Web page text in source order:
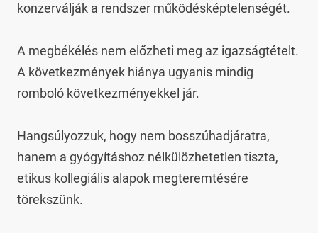
konzerválják a rendszer működésképtelenségét.
A megbékélés nem előzheti meg az igazságtételt.
A következmények hiánya ugyanis mindig
romboló következményekkel jár.
Hangsúlyozzuk, hogy nem bosszúhadjáratra,
hanem a gyógyításhoz nélkülözhetetlen tiszta,
etikus kollegiális alapok megteremtésére
törekszünk.